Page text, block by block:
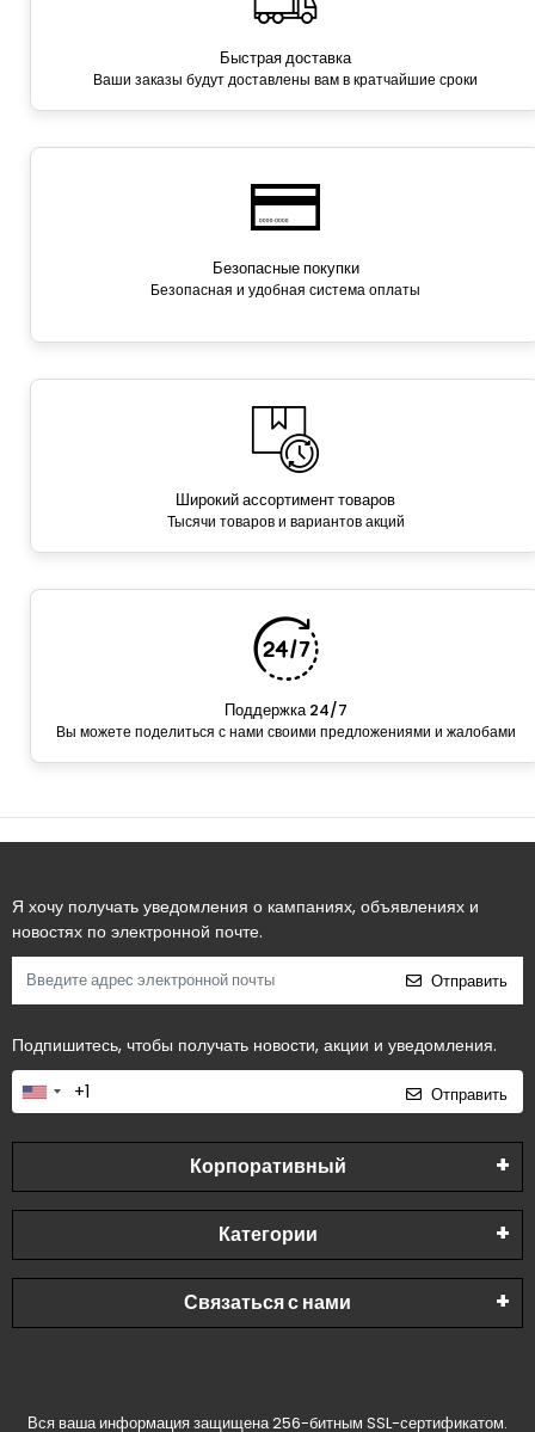
Быстрая доставка
Ваши заказы будут доставлены вам в кратчайшие сроки
Безопасные покупки
Безопасная и удобная система оплаты
Широкий ассортимент товаров
Тысячи товаров и вариантов акций
Поддержка 24/7
Вы можете поделиться с нами своими предложениями и жалобами
Я хочу получать уведомления о кампаниях, объявлениях и
новостях по электронной почте.
Отправить
Подпишитесь, чтобы получать новости, акции и уведомления.
Отправить
Корпоративный
Категории
Связаться с нами
Вся ваша информация защищена 256-битным SSL-сертификатом.